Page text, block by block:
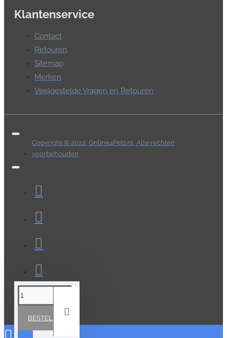
BESTELLEN
Klantenservice
Contact
Retouren
Sitemap
Merken
Veelgestelde Vragen en Retouren
Copyright © 2022, Online4Pets.nl, Alle rechten
voorbehouden